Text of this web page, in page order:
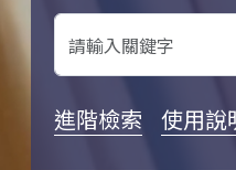
進階檢索 使用說